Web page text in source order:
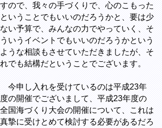
すので、我々の手づくりで、心のこもった
ということでもいいのだろうかと、要は少
ない予算で、みんなの力でやっていく、そ
ういうイベントでもいいのだろうかという
ような相談もさせていただきましたが、そ
れでも結構だということでございます。
今申し入れを受けているのは平成23年
度の開催でございまして、平成23年度の
全国海づくり大会の開催について、これは
真摯に受けとめて検討する必要があるだろ